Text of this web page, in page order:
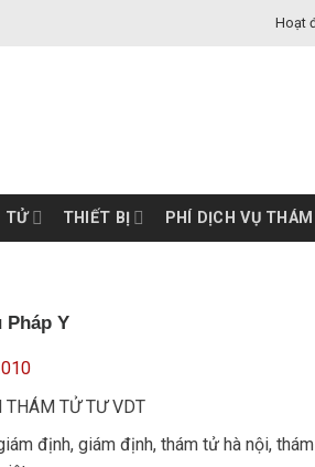
Hoạt
TỬ THIẾT BỊ PHÍ DỊCH VỤ
Pháp Y
THÁM TỬ TƯ VDT
định, giám định, thám tử hà nội,